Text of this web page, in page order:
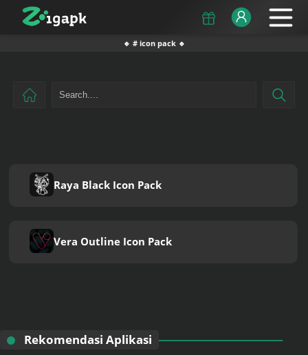
🔹 # icon pack 🔹
Raya Black Icon Pack
Vera Outline Icon Pack
Rekomendasi Aplikasi